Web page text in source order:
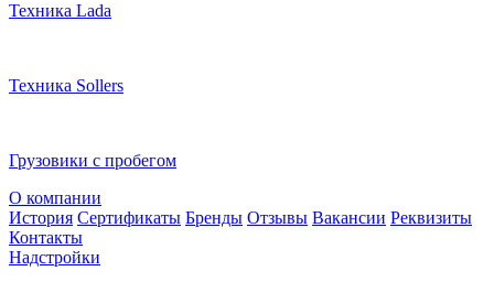
Техника Lada
Техника Sollers
Грузовики с пробегом
О компании
История Сертификаты Бренды Отзывы Вакансии Реквизиты
Контакты
Надстройки